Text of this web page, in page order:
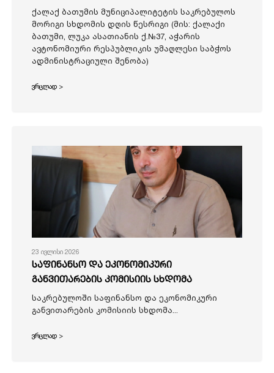
ქალაქ ბათუმის მუნიციპალიტეტის საკრებულოს
მორიგი სხდომის დღის წესრიგი (მის: ქალაქი
ბათუმი, ლუკა ასათიანის ქ.№37, აჭარის
ავტონომიური რესპუბლიკის უმაღლესი საბჭოს
ადმინისტრაციული შენობა)
ვრცლად >
23 ივლისი 2026
საფინანსო და ეკონომიკური
განვითარების კომისიის სხდომა
საკრებულოში საფინანსო და ეკონომიკური
განვითარების კომისიის სხდომა...
ვრცლად >